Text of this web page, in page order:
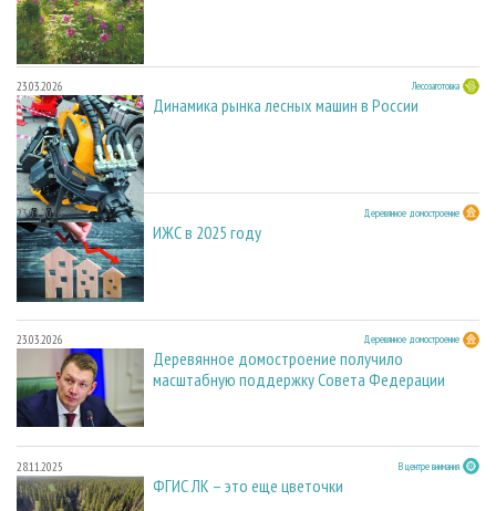
23.03.2026 Лесозаготовка
Динамика рынка лесных машин в России
23.03.2026 Деревянное домостроение
ИЖС в 2025 году
23.03.2026 Деревянное домостроение
Деревянное домостроение получило
масштабную поддержку Совета Федерации
28.11.2025 В центре внимания
ФГИС ЛК – это еще цветочки